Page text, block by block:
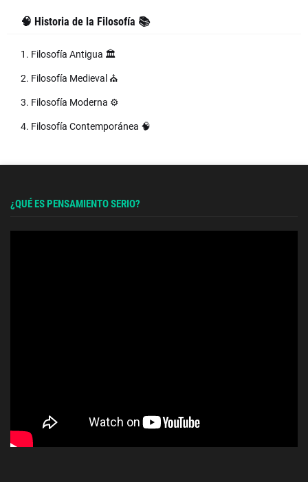
🧠 Historia de la Filosofía 📚
1. Filosofía Antigua 🏛️
2. Filosofía Medieval ⛪
3. Filosofía Moderna ⚙️
4. Filosofía Contemporánea 🧠
¿QUÉ ES PENSAMIENTO SERIO?